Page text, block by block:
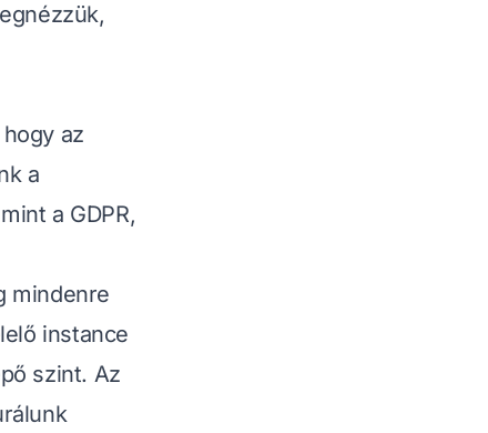
az
a
a GDPR,
mindenre
instance
szint. Az